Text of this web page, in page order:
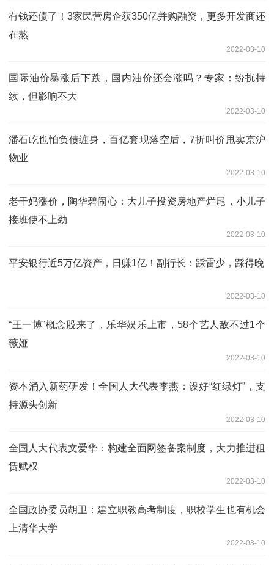
有钱还债了！3家民营房企获350亿并购融资，更多开发商还
在熬
2022-03-10
国际油价暴涨后下跌，国内油价还会涨吗？专家：纷扰持
续，但影响不大
2022-03-10
潘石屹也怕负债缠身，百亿套现落空后，7折叫价甩卖京沪
物业
2022-03-10
老干妈涨价，陶华碧闹心：大儿子投资房地产烂尾，小儿子
接班使不上劲
2022-03-10
平安银行近5万亿资产，日赚1亿！副行长：踩雷少，踩得晚
2022-03-10
“王一博”概念股来了，乐华娱乐上市，58个艺人敌不过1个
薇娅
2022-03-10
资本涌入新药研发！全国人大代表李燕：设好“红绿灯”，支
持源头创新
2022-03-10
全国人大代表文爱华：构建全面网签备案制度，大力推进租
赁赋权
2022-03-10
全国政协委员胡卫：建立职教高考制度，职校学生也有机会
上清华大学
2022-03-10